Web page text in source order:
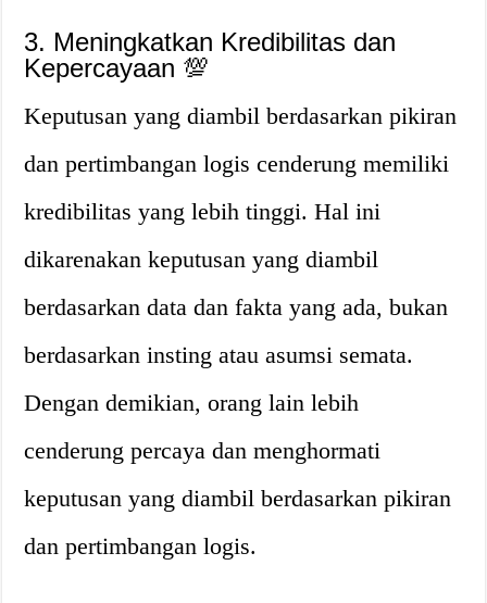
3. Meningkatkan Kredibilitas dan
Kepercayaan 💯
Keputusan yang diambil berdasarkan pikiran
dan pertimbangan logis cenderung memiliki
kredibilitas yang lebih tinggi. Hal ini
dikarenakan keputusan yang diambil
berdasarkan data dan fakta yang ada, bukan
berdasarkan insting atau asumsi semata.
Dengan demikian, orang lain lebih
cenderung percaya dan menghormati
keputusan yang diambil berdasarkan pikiran
dan pertimbangan logis.